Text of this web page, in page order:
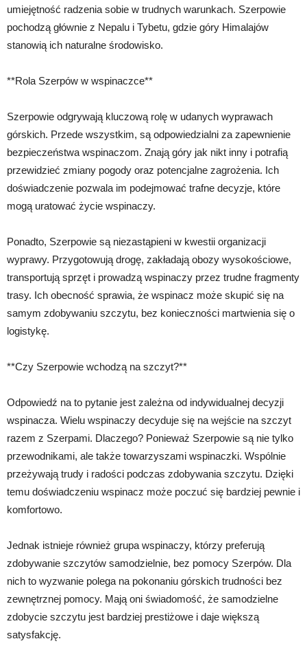
umiejętność radzenia sobie w trudnych warunkach. Szerpowie
pochodzą głównie z Nepalu i Tybetu, gdzie góry Himalajów
stanowią ich naturalne środowisko.
**Rola Szerpów w wspinaczce**
Szerpowie odgrywają kluczową rolę w udanych wyprawach
górskich. Przede wszystkim, są odpowiedzialni za zapewnienie
bezpieczeństwa wspinaczom. Znają góry jak nikt inny i potrafią
przewidzieć zmiany pogody oraz potencjalne zagrożenia. Ich
doświadczenie pozwala im podejmować trafne decyzje, które
mogą uratować życie wspinaczy.
Ponadto, Szerpowie są niezastąpieni w kwestii organizacji
wyprawy. Przygotowują drogę, zakładają obozy wysokościowe,
transportują sprzęt i prowadzą wspinaczy przez trudne fragmenty
trasy. Ich obecność sprawia, że wspinacz może skupić się na
samym zdobywaniu szczytu, bez konieczności martwienia się o
logistykę.
**Czy Szerpowie wchodzą na szczyt?**
Odpowiedź na to pytanie jest zależna od indywidualnej decyzji
wspinacza. Wielu wspinaczy decyduje się na wejście na szczyt
razem z Szerpami. Dlaczego? Ponieważ Szerpowie są nie tylko
przewodnikami, ale także towarzyszami wspinaczki. Wspólnie
przeżywają trudy i radości podczas zdobywania szczytu. Dzięki
temu doświadczeniu wspinacz może poczuć się bardziej pewnie i
komfortowo.
Jednak istnieje również grupa wspinaczy, którzy preferują
zdobywanie szczytów samodzielnie, bez pomocy Szerpów. Dla
nich to wyzwanie polega na pokonaniu górskich trudności bez
zewnętrznej pomocy. Mają oni świadomość, że samodzielne
zdobycie szczytu jest bardziej prestiżowe i daje większą
satysfakcję.